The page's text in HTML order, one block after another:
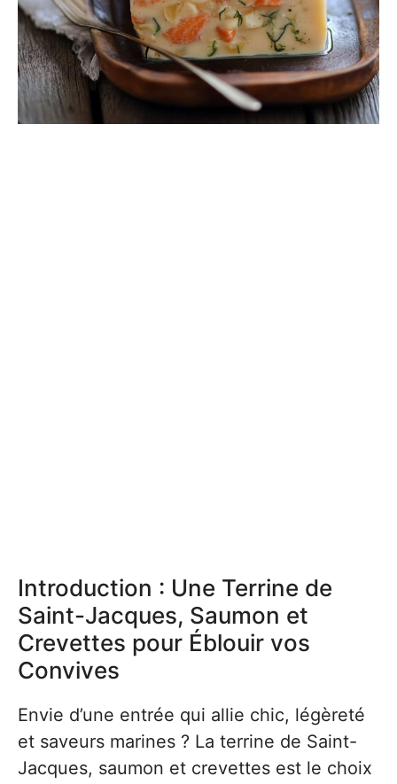
Introduction : Une Terrine de
Saint-Jacques, Saumon et
Crevettes pour Éblouir vos
Convives
Envie d’une entrée qui allie chic, légèreté
et saveurs marines ? La terrine de Saint-
Jacques, saumon et crevettes est le choix